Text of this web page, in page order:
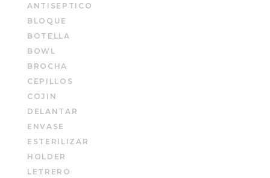
ANTISEPTICO
BLOQUE
BOTELLA
BOWL
BROCHA
CEPILLOS
COJIN
DELANTAR
ENVASE
ESTERILIZAR
HOLDER
LETRERO